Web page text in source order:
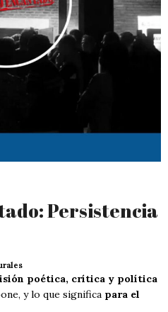
Persistencia
poética, crítica y política
y lo que significa para el